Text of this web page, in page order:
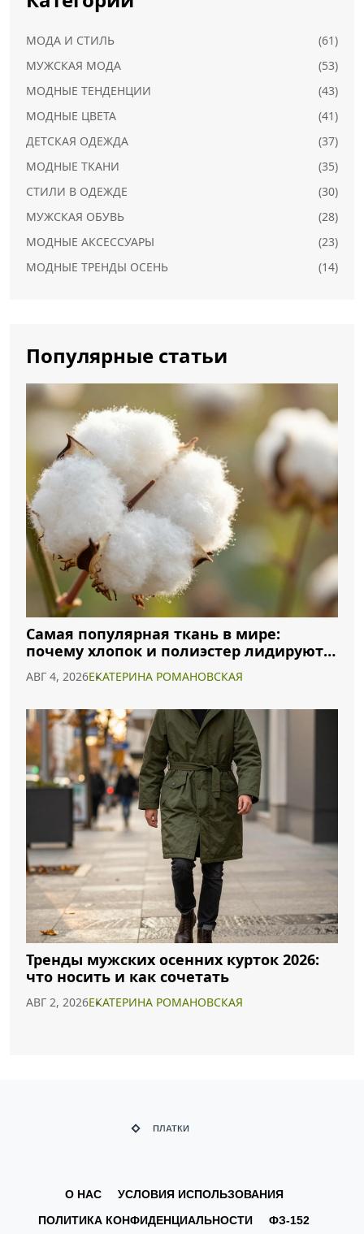
МОДА И СТИЛЬ
(61)
МУЖСКАЯ МОДА
(53)
МОДНЫЕ ТЕНДЕНЦИИ
(43)
МОДНЫЕ ЦВЕТА
(41)
ДЕТСКАЯ ОДЕЖДА
(37)
МОДНЫЕ ТКАНИ
(35)
СТИЛИ В ОДЕЖДЕ
(30)
МУЖСКАЯ ОБУВЬ
(28)
МОДНЫЕ АКСЕССУАРЫ
(23)
МОДНЫЕ ТРЕНДЫ ОСЕНЬ
(14)
Популярные статьи
Самая популярная ткань в мире:
почему хлопок и полиэстер лидируют в
АВГ 4, 2026ЕКАТЕРИНА РОМАНОВСКАЯ
Тренды мужских осенних курток 2026:
что носить и как сочетать
АВГ 2, 2026ЕКАТЕРИНА РОМАНОВСКАЯ
О НАС
УСЛОВИЯ ИСПОЛЬЗОВАНИЯ
ПОЛИТИКА КОНФИДЕНЦИАЛЬНОСТИ
ФЗ-152